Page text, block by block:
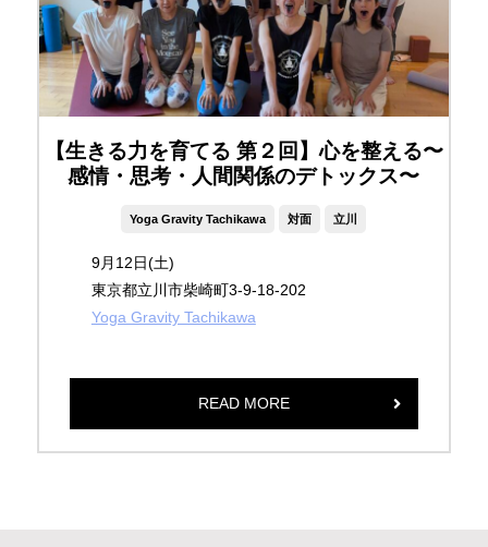
【生きる力を育てる 第２回】心を整える〜
感情・思考・人間関係のデトックス〜
Yoga Gravity Tachikawa 対面 立川
9月12日(土)
東京都立川市柴崎町3-9-18-202
Yoga Gravity Tachikawa
READ MORE